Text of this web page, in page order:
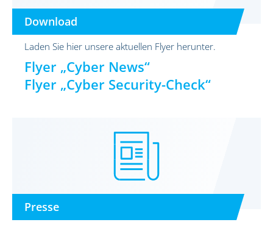
Download
Laden Sie hier unsere aktuellen Flyer herunter.
Flyer „Cyber News“
Flyer „Cyber Security-Check“
Presse